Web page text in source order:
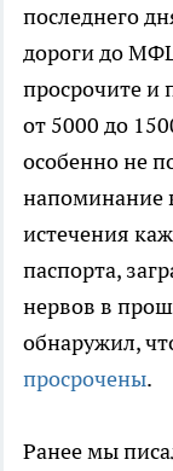
последнего
дороги до
просрочите и
от 5000 до
особенно не
напоминание
истечения
паспорта,
нервов в
обнаружил,
просрочены.
Ранее мы